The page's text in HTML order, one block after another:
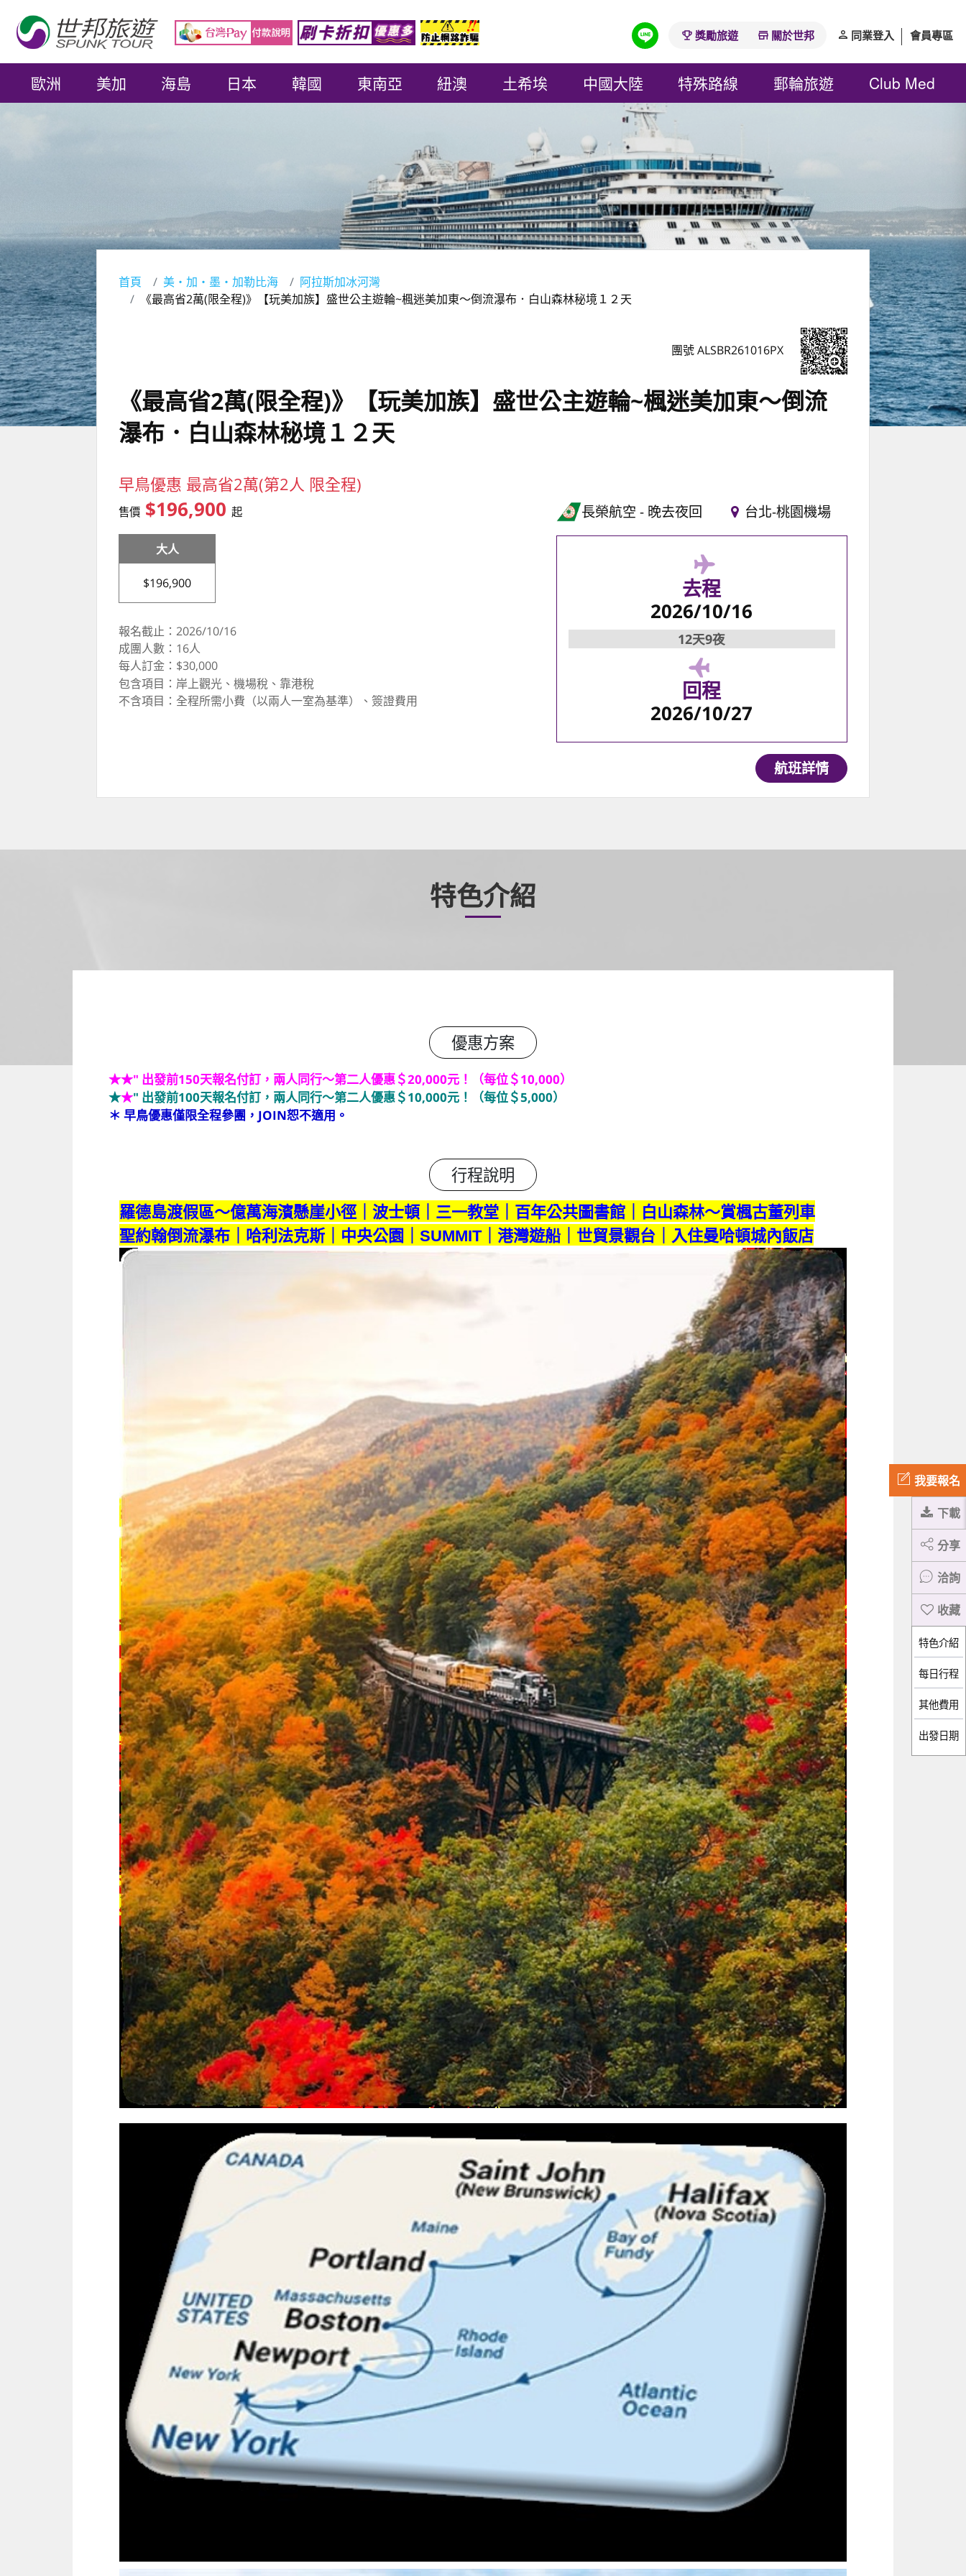
獎勵旅遊 關於世邦 同業登入 會員專區
歐洲 美加 海島 日本 韓國 東南亞 紐澳 土希埃 中國大陸 特殊路線 郵輪旅遊 Club Med
我要報名
下載
分享
洽詢
特色介紹
每日行程
出發日期
首頁 美‧加‧墨‧加勒比海
阿拉斯加冰河灣
《最高省2萬(限全程)》【玩美加族】盛世公主遊輪~楓迷美加東～倒流瀑布．白山森林秘境１２天
團號 ALSBR261016PX
《最高省2萬(限全程)》【玩美加族】盛世公主遊輪~楓迷美加東～倒流
瀑布．白山森林秘境１２天
早鳥優惠 最高省2萬(第2人 限全程)
售價 $196,900起
大人
$196,900
報名截止：2026/10/16
成團人數：16人
每人訂金：$30,000
包含項目：岸上觀光、機場稅、靠港稅
不含項目：全程所需小費（以兩人一室為基準）、簽證費用
長榮航空 晚去夜回 台北-桃園機場
去程
2026/10/16
12天9夜
回程
2026/10/27
航班詳情
特色介紹
優惠方案
★★" 出發前150天報名付訂，兩人同行～第二人優惠＄20,000元！（每位＄10,000）
★★" 出發前100天報名付訂，兩人同行～第二人優惠＄10,000元！（每位＄5,000）
＊ 早鳥優惠僅限全程參團，JOIN恕不適用。
行程說明
羅德島渡假區～億萬海濱懸崖小徑｜波士頓｜三一教堂｜百年公共圖書館｜白山森林～賞楓古董列車
聖約翰倒流瀑布｜哈利法克斯｜中央公園｜SUMMIT｜港灣遊船｜世貿景觀台｜入住曼哈頓城內飯店